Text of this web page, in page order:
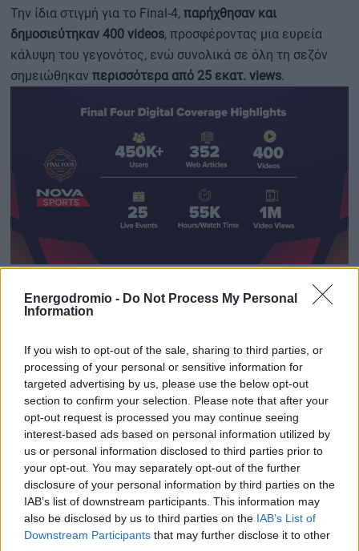
Energodromio - Do Not Process My Personal
Information
If you wish to opt-out of the sale, sharing to third parties, or
processing of your personal or sensitive information for
targeted advertising by us, please use the below opt-out
section to confirm your selection. Please note that after your
opt-out request is processed you may continue seeing
interest-based ads based on personal information utilized by
us or personal information disclosed to third parties prior to
your opt-out. You may separately opt-out of the further
disclosure of your personal information by third parties on the
IAB’s list of downstream participants. This information may
also be disclosed by us to third parties on the IAB’s List of
Downstream Participants that may further disclose it to other
Την ίδια στιγμή για το Final-4, παρήχθησαν και
δημοσιεύτηκαν 400 videos, προσφέροντας μια ευρεία
κάλυψη του γεγονότος, ενώ συνολικά σε όλη τη σεζόν
σημειώθηκαν περισσότερα από 25 εκατ. views.
Ταυτόχρονα, η digital ομάδα του Novasports κάλυψε
202
Live eventsσε όλη τη σεζόν, εκ των οποίων
Αραβικών Εμιράτων.
Αξιοσημείωτες επιδόσεις το Novasports σημείωσε και
στα social media με τα videos που δημοσιεύτηκαννα
ξεπερνούν τα 5 εκατ. views στο Final-4, ενώ συνολικά το
Watch Time στη διάρκεια της διοργάνωσης ήταν
περισσότερο από 2,5 εκατ. ώρες. Ταυτόχρονα,
περισσότεροι από 4.500.000 αναγνώστες και φίλοιτου
μπάσκετ συνδέθηκαν με την κορυφαία διασυλλογική